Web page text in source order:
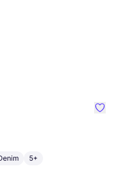
5+